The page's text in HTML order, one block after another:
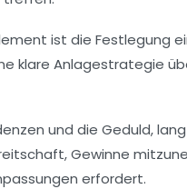
ist die Festlegung
klare Anlagestrategie
und die Geduld,
Gewinne
erfordert.